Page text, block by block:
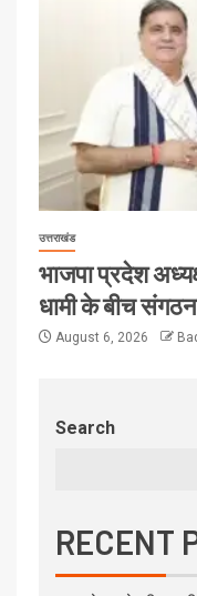
उत्तराखंड
भाजपा प्रदेश
धामी के बीच
August 6, 2026
Search
RECENT